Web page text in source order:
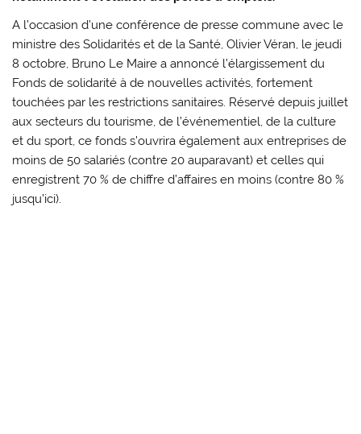
A l’occasion d’une conférence de presse commune avec le
ministre des Solidarités et de la Santé, Olivier Véran, le jeudi
8 octobre, Bruno Le Maire a annoncé l’élargissement du
Fonds de solidarité à de nouvelles activités, fortement
touchées par les restrictions sanitaires. Réservé depuis juillet
aux secteurs du tourisme, de l’événementiel, de la culture
et du sport, ce fonds s’ouvrira également aux entreprises de
moins de 50 salariés (contre 20 auparavant) et celles qui
enregistrent 70 % de chiffre d’affaires en moins (contre 80 %
jusqu’ici).